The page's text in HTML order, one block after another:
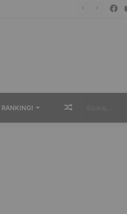
RANKINGI Losowy